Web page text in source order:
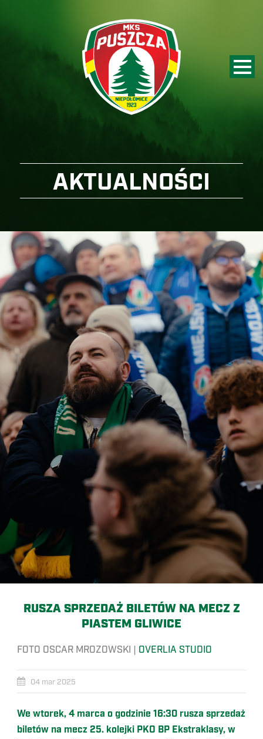
AKTUALNOŚCI
RUSZA SPRZEDAŻ BILETÓW NA MECZ Z
PIASTEM GLIWICE
FOTO OSCAR MROZOWSKI | OVERLIA STUDIO
04 mar 2025
We wtorek, 4 marca o godzinie 16:30 rusza sprzedaż
biletów na mecz 25. kolejki PKO BP Ekstraklasy, w